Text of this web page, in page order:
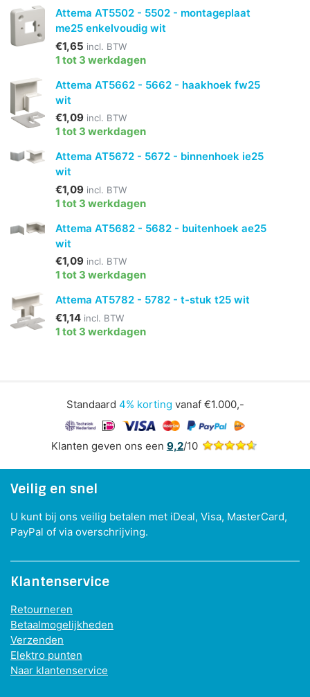
Attema AT5502 - 5502 - montageplaat
me25 enkelvoudig wit
€1,65 incl. BTW
1 tot 3 werkdagen
Attema AT5662 - 5662 - haakhoek fw25
wit
€1,09 incl. BTW
1 tot 3 werkdagen
Attema AT5672 - 5672 - binnenhoek ie25
wit
€1,09 incl. BTW
1 tot 3 werkdagen
Attema AT5682 - 5682 - buitenhoek ae25
wit
€1,09 incl. BTW
1 tot 3 werkdagen
Attema AT5782 - 5782 - t-stuk t25 wit
€1,14 incl. BTW
1 tot 3 werkdagen
Standaard 4% korting vanaf €1.000,-
Klanten geven ons een 9,2/10
Veilig en snel
U kunt bij ons veilig betalen met iDeal, Visa, MasterCard,
PayPal of via overschrijving.
Klantenservice
Retourneren
Betaalmogelijkheden
Verzenden
Elektro punten
Naar klantenservice